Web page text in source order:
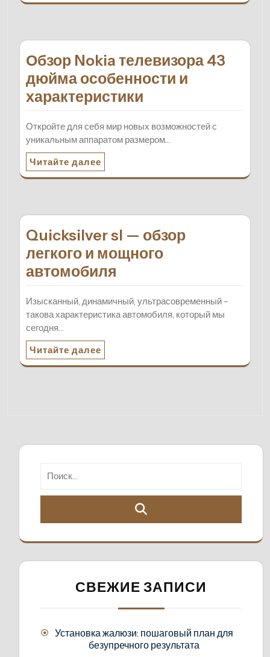
Обзор Nokia телевизора 43
дюйма особенности и
характеристики
Откройте для себя мир новых возможностей с
уникальным аппаратом размером…
Читайте далее
Quicksilver sl — обзор
легкого и мощного
автомобиля
Изысканный, динамичный, ультрасовременный –
такова характеристика автомобиля, который мы
сегодня…
Читайте далее
СВЕЖИЕ ЗАПИСИ
Установка жалюзи: пошаговый план для
безупречного результата